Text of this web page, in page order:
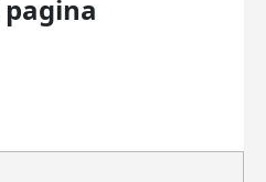
pagina